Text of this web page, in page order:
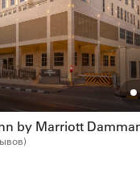
by Marriott